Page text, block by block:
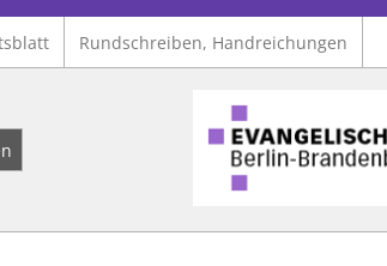
Rundschreiben, Handreichungen
"*", Bsp. Pfarrer*, findet auch:
finden Sie in unserer Hilfe.
Logo Ev. Kirche Berlin-